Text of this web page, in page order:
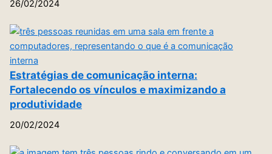
26/02/2024
Estratégias de comunicação interna:
Fortalecendo os vínculos e maximizando a
produtividade
20/02/2024